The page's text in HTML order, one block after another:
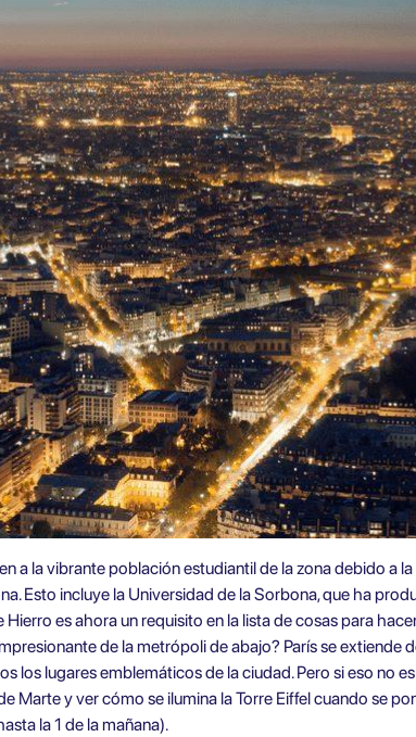
a la vibrante población estudiantil de la zona debido a
Esto incluye la Universidad de la Sorbona, que ha
es ahora un requisito en la lista de cosas para
de la metrópoli de abajo? París se extiende
los lugares emblemáticos de la ciudad. Pero si eso no
Marte y ver cómo se ilumina la Torre Eiffel cuando se
la 1 de la mañana).